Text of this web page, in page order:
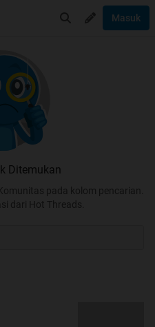
Masuk
Ditemukan
pada kolom pencarian.
dari Hot Threads.